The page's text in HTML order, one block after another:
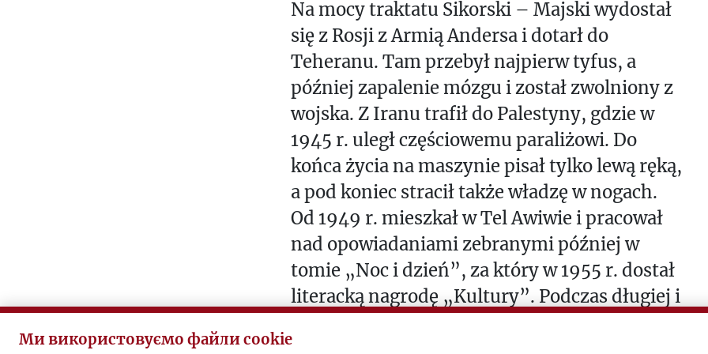
Na mocy traktatu Sikorski – Majski wydostał
się z Rosji z Armią Andersa i dotarł do
Teheranu. Tam przebył najpierw tyfus, a
później zapalenie mózgu i został zwolniony z
wojska. Z Iranu trafił do Palestyny, gdzie w
1945 r. uległ częściowemu paraliżowi. Do
końca życia na maszynie pisał tylko lewą ręką,
a pod koniec stracił także władzę w nogach.
Od 1949 r. mieszkał w Tel Awiwie i pracował
nad opowiadaniami zebranymi później w
tomie „Noc i dzień”, za który w 1955 r. dostał
literacką nagrodę „Kultury”. Podczas długiej i
sprawowała Łucja Gliksman, wieloletnia
Ми використовуємо файли cookie